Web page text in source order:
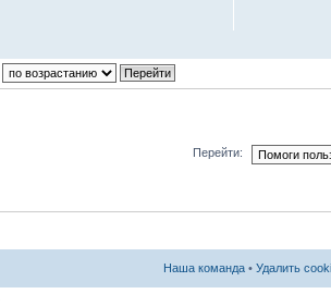
Перейти:
Наша команда • Удалить